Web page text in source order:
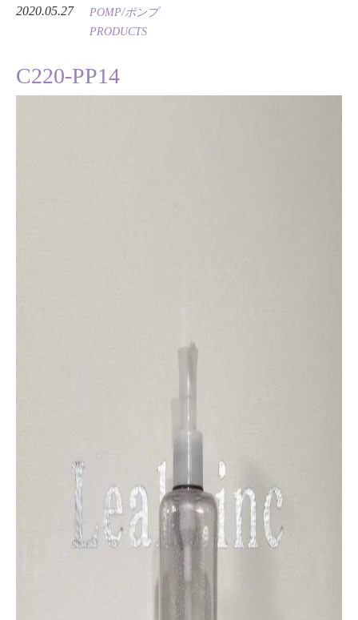
2020.05.27
POMP/ポンプ
PRODUCTS
C220-PP14